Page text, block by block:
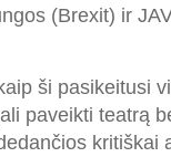
(Brexit) ir
ši pasikeitusi
paveikti teatrą
kritiškai